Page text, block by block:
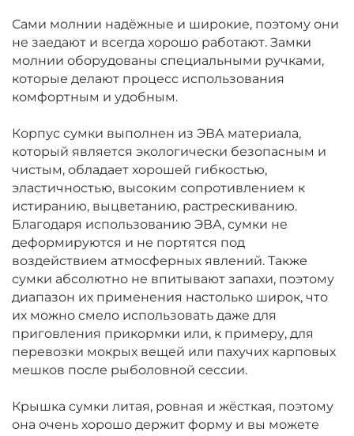
Сами молнии надёжные и широкие, поэтому они
не заедают и всегда хорошо работают. Замки
молнии оборудованы специальными ручками,
которые делают процесс использования
комфортным и удобным.
Корпус сумки выполнен из ЭВА материала,
который является экологически безопасным и
чистым, обладает хорошей гибкостью,
эластичностью, высоким сопротивлением к
истиранию, выцветанию, растрескиванию.
Благодаря использованию ЭВА, сумки не
деформируются и не портятся под
воздействием атмосферных явлений. Также
сумки абсолютно не впитывают запахи, поэтому
диапазон их применения настолько широк, что
их можно смело использовать даже для
приговления прикормки или, к примеру, для
перевозки мокрых вещей или пахучих карповых
мешков после рыболовной сессии.
Крышка сумки литая, ровная и жёсткая, поэтому
она очень хорошо держит форму и вы можете